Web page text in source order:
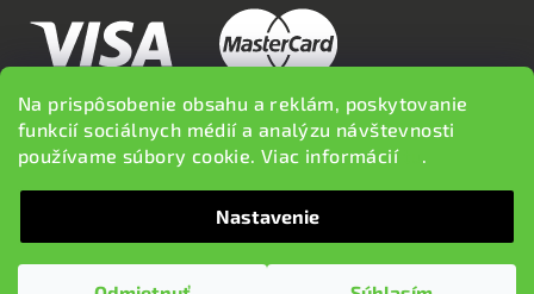
Na prispôsobenie obsahu a reklám, poskytovanie
funkcií sociálnych médií a analýzu návštevnosti
používame súbory cookie. Viac informácií
.
Nastavenie
nastavenie cookies